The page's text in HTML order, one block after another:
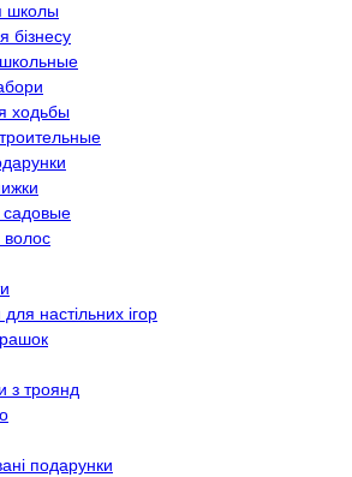
школы
бізнесу
ходьбы
настільних ігор
з троянд
подарунки